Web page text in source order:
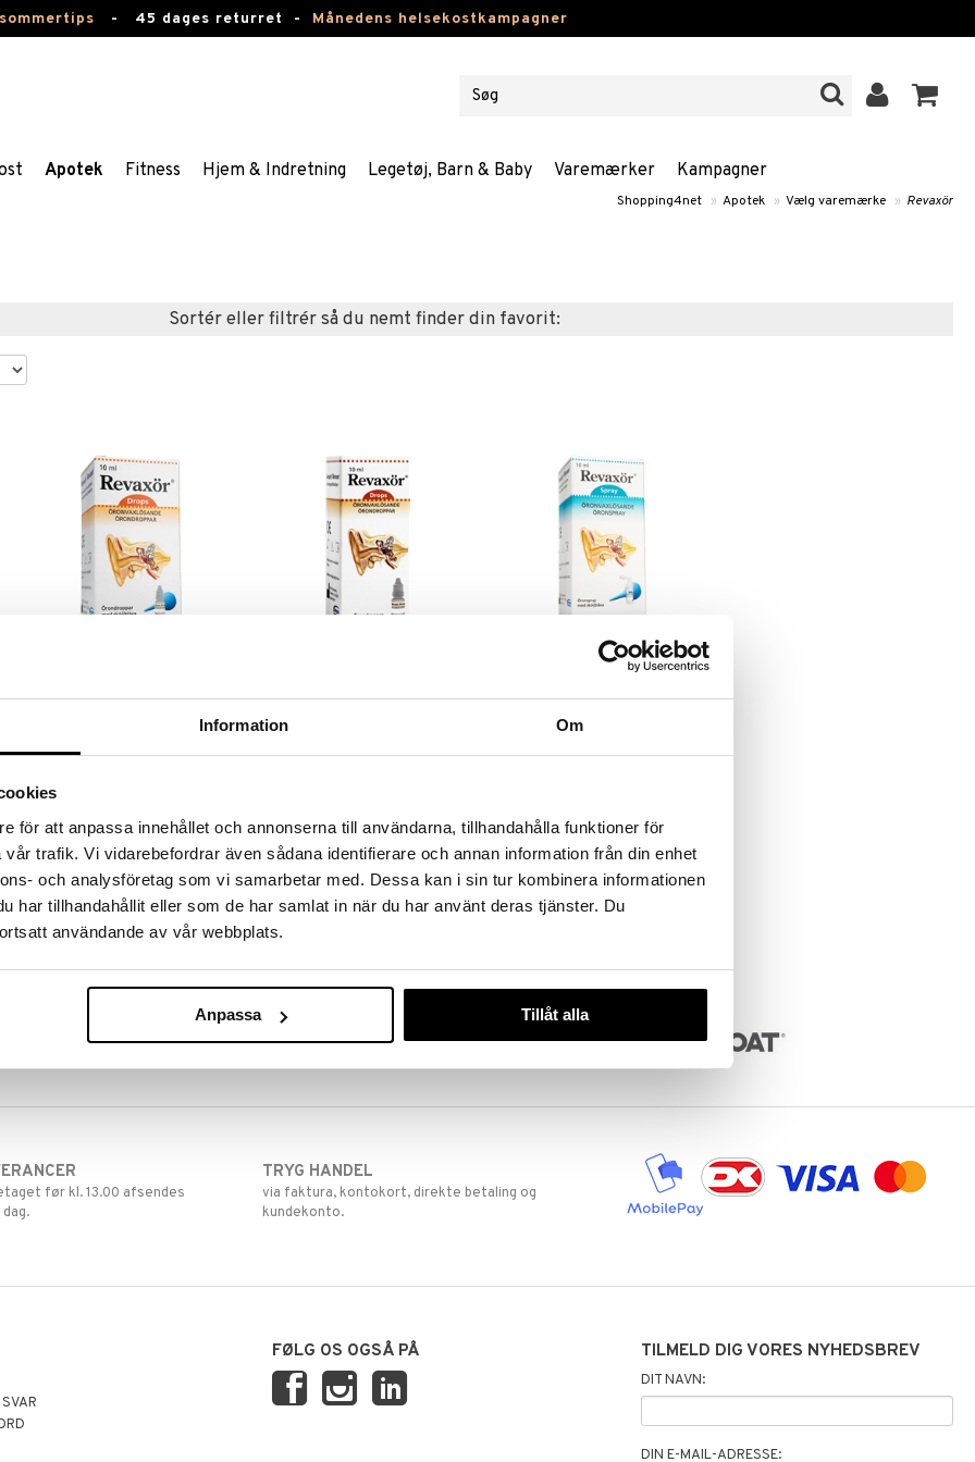
Information Om
för att anpassa innehållet och annonserna till användarna, tillhandahålla funktioner för
trafik. Vi vidarebefordrar även sådana identifierare och annan information från din enhet
och analysföretag som vi samarbetar med. Dessa kan i sin tur kombinera informationen
har tillhandahållit eller som de har samlat in när du har använt deras tjänster. Du
användande av vår webbplats.
Anpassa Tillåt alla
- 45 dages returret - Månedens helsekostkampagner
Apotek Fitness Hjem & Indretning Legetøj, Barn & Baby Varemærker Kampagner
Shopping4net » Apotek » Vælg varemærke » Revaxör
Sortér eller filtrér så du nemt finder din favorit:
sköljblåsa
Revaxör opløser ørevokspropper og
forebygger dannelsen af
75
Revaxör opløser ørevokspropper og
forebygger dannelsen af
Revaxör spray med sköljblåsa
Revaxör opløser ørevokspropper og
forebygger dannelsen af
før kl. 13.00 afsendes
TRYG HANDEL
via faktura, kontokort, direkte betaling og
kundekonto.
FØLG OS OGSÅ PÅ TILMELD DIG VORES NYHEDSBREV
DIT NAVN:
DIN E-MAIL-ADRESSE: